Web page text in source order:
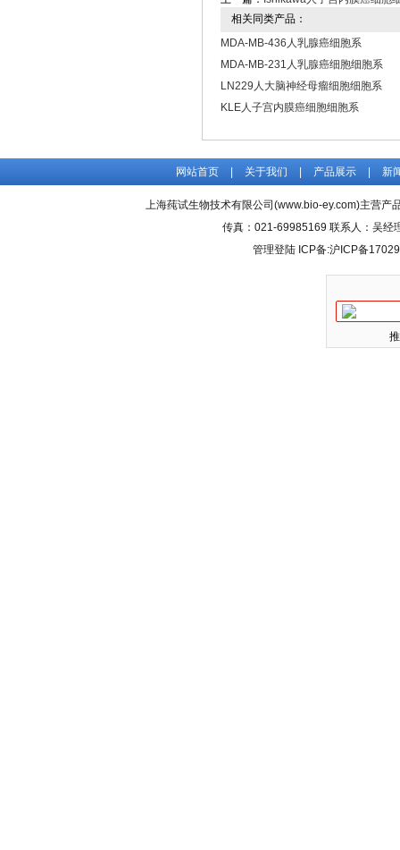
相关同类产品：
MDA-MB-436人乳腺癌细胞系
MDA-MB-231人乳腺癌细胞细胞系
LN229人大脑神经母瘤细胞细胞系
KLE人子宫内膜癌细胞细胞系
网站首页 关于我们 产品展示 新
上海莼试生物技术有限公司(www.bio-ey.com)主营产
传真：021-69985169 联系人：吴经
管理登陆 ICP备:沪ICP备